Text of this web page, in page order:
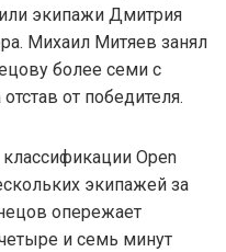
экипажи Дмитрия
Михаил Митяев занял
более семи с
от победителя.
Open
экипажей за
опережает
и семь минут